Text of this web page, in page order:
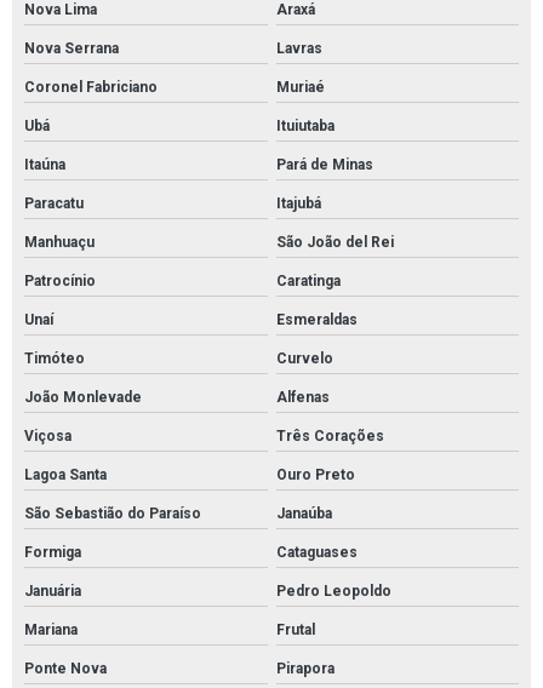
Tubos e conexões de cobre
Válvula borboleta 4 com atuador pneumático
Válvula de retenção 2 polegadas preço
Válvula de retenção 4 polegadas flangeada
Válvula globo
Válvula globo em aço inox
Válvulas de segurança
Válvulas de segurança e alívio
Válvulas de segurança pressão
Válvulas em aço inox
Válvulas esfera
Válvulas esfera de aço inox
Válvulas reguladoras de alta pressão
Nova Lima Araxá
Nova Serrana Lavras
Coronel Fabriciano Muriaé
Ubá Ituiutaba
Itaúna Pará de Minas
Paracatu Itajubá
Manhuaçu São João del Rei
Patrocínio Caratinga
Unaí Esmeraldas
Timóteo Curvelo
João Monlevade Alfenas
Viçosa Três Corações
Lagoa Santa Ouro Preto
São Sebastião do Paraíso Janaúba
Formiga Cataguases
Januária Pedro Leopoldo
Mariana Frutal
Ponte Nova Pirapora